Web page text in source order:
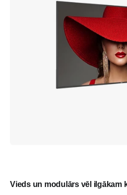
Vieds un modulārs vēl ilgākam